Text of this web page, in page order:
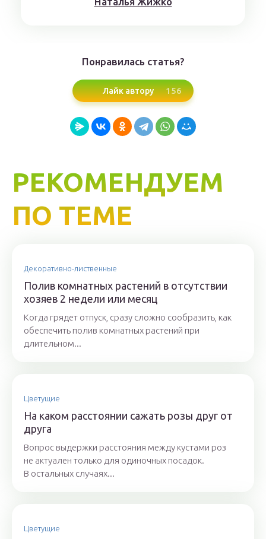
Понравилась статья?
Лайк автору 156
РЕКОМЕНДУЕМ
ПО ТЕМЕ
Декоративно-лиственные
Полив комнатных растений в отсутствии
хозяев 2 недели или месяц
Когда грядет отпуск, сразу сложно сообразить, как
обеспечить полив комнатных растений при
длительном...
Цветущие
На каком расстоянии сажать розы друг от
друга
Вопрос выдержки расстояния между кустами роз
не актуален только для одиночных посадок.
В остальных случаях...
Цветущие